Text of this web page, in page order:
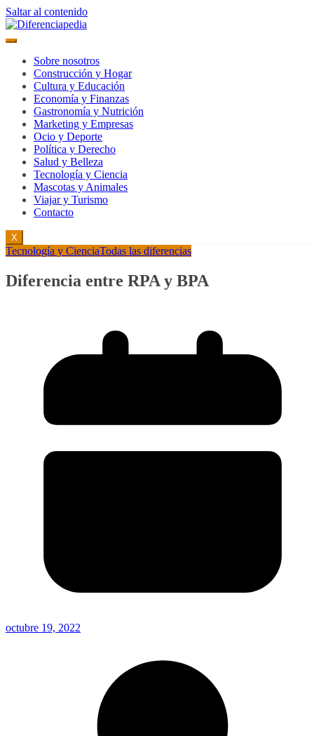
Saltar al contenido
Sobre nosotros
Construcción y Hogar
Cultura y Educación
Economía y Finanzas
Gastronomía y Nutrición
Marketing y Empresas
Ocio y Deporte
Política y Derecho
Salud y Belleza
Tecnología y Ciencia
Mascotas y Animales
Viajar y Turismo
Contacto
X
Tecnología y CienciaTodas las diferencias
Diferencia entre RPA y BPA
octubre 19, 2022